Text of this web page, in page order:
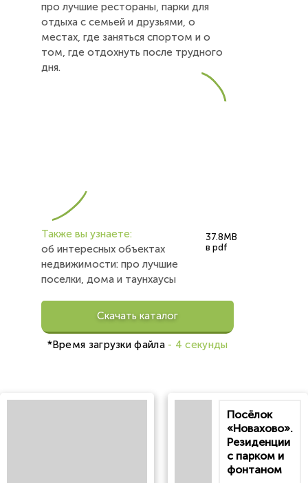
про лучшие рестораны, парки для
отдыха с семьей и друзьями, о
местах, где заняться спортом и о
том, где отдохнуть после трудного
дня.
37.8MB
в pdf
Также вы узнаете:
об интересных объектах
недвижимости: про лучшие
поселки, дома и таунхаусы
Скачать каталог
*Время загрузки файла- 4 секунды
Посёлок
«Новахово».
Резиденции
с парком и
фонтаном